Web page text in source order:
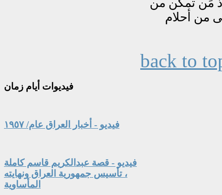
back to
فيديوات أيام زمان
فيديو - أخبار العراق عام/ ١٩٥٧
فيديو - قصة عبدالكريم قاسم كاملة
، تأسيس جمهورية العراق ونهايته
المأساوية